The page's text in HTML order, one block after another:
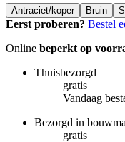
Antraciet/koper Bruin
Eerst proberen? Bestel
Online beperkt op
Thuisbezorgd
gratis
Vandaag
Bezorgd in
gratis